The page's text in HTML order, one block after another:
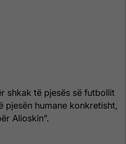
shkak të pjesës së futbollit
pjesën humane konkretisht,
Alioskin”.